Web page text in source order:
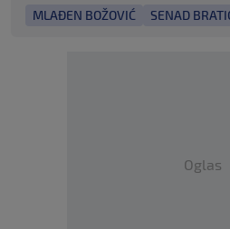
MLAĐEN BOŽOVIĆ SENAD
Oglas